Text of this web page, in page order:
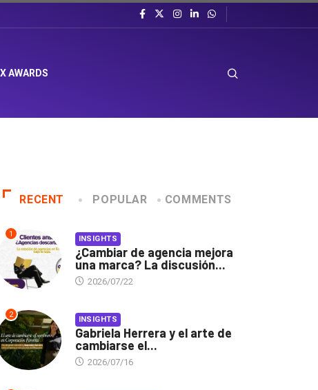
AWARDS
RECENT POPULAR COMMENTS
1 INSIGHTS
¿Cambiar de agencia mejora
una marca? La discusión...
2026/07/22
2 INSIGHTS
Gabriela Herrera y el arte de
cambiarse el...
2026/07/16